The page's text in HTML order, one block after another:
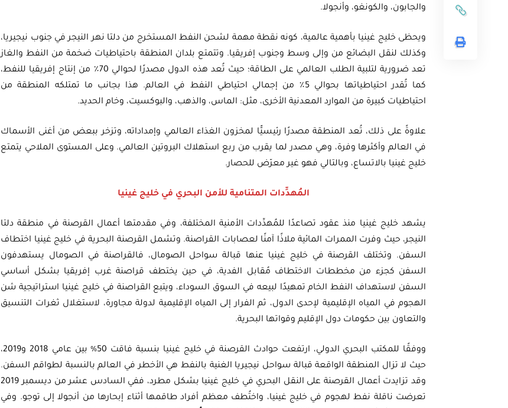
والجابون، والكونغو، وأنجولا.
ويحظى خليج غينيا بأهمية عالمية، كونه نقطة مهمة لشحن النفط المستخرج من دلتا نهر النيجر في جنوب نيجيريا،
وكذلك لنقل البضائع من وإلى وسط وجنوب إفريقيا. وتتمتع بلدان المنطقة باحتياطيات ضخمة من النفط والغاز
تعد ضرورية لتلبية الطلب العالمي على الطاقة؛ حيث تُعد هذه الدول مصدرًا لحوالي 70٪ من إنتاج إفريقيا للنفط،
كما تُقدر احتياطياتها بحوالي 5٪
من إجمالي احتياطي النفط في العالم. هذا بجانب ما تمتلكه المنطقة من
احتياطيات كبيرة من الموارد المعدنية الأخرى، مثل: الماس، والذهب، والبوكسيت، وخام الحديد.
علاوةً على ذلك، تُعد المنطقة مصدرًا رئيسيًّا لمخزون الغذاء العالمي وإمداداته، وتزخر ببعض من أغنى الأسماك
في العالم وأكثرها وفرة، وهي مصدر لما يقرب من ربع استهلاك البروتين العالمي. وعلى المستوى الملاحي يتمتع
خليج غينيا بالاتساع، وبالتالي فهو غير معرّض للحصار.
المُهدِّدات المتنامية للأمن البحري في خليج غينيا
يشهد خليج غينيا منذ عقود تصاعدًا للمُهدِّدات الأمنية المختلفة، وفي مقدمتها أعمال القرصنة في منطقة دلتا
النيجر، حيث وفرت الممرات المائية ملاذًا آمنًا لعصابات القراصنة. وتشمل القرصنة البحرية في خليج غينيا اختطاف
السفن. وتختلف القرصنة في خليج غينيا عنها قبالة سواحل الصومال، فالقراصنة في الصومال يستهدفون
السفن كجزء من مخططات الاختطاف مُقابل الفدية، في حين يختطف قراصنة غرب إفريقيا بشكل أساسي
السفن لاستهداف النفط الخام تمهيدًا لبيعه في السوق السوداء، ويتبع القراصنة في خليج غينيا استراتيجية شن
الهجوم في المياه الإقليمية لإحدى الدول، ثم الفرار إلى المياه الإقليمية لدولة مجاورة، لاستغلال ثغرات التنسيق
والتعاون بين حكومات دول الإقليم وقواتها البحرية.
ووفقًا للمكتب البحري الدولي، ارتفعت حوادث القرصنة في خليج غينيا بنسبة فاقت 50% بين عامي 2018 و2019،
حيث لا تزال المنطقة الواقعة قبالة سواحل نيجيريا الغنية بالنفط هي الأخطر في العالم بالنسبة لطواقم السفن.
وقد تزايدت أعمال القرصنة على النقل البحري في خليج غينيا بشكل مطرد، ففي السادس عشر من ديسمبر 2019
تعرضت ناقلة نفط لهجوم في خليج غينيا، واختُطف معظم أفراد طاقمها أثناء إبحارها من أنجولا إلى توجو. وفي